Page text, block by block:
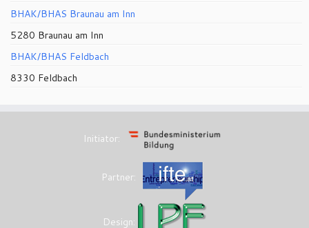
BHAK/BHAS Braunau am Inn
5280 Braunau am Inn
BHAK/BHAS Feldbach
8330 Feldbach
Initiator:
Partner:
Design: